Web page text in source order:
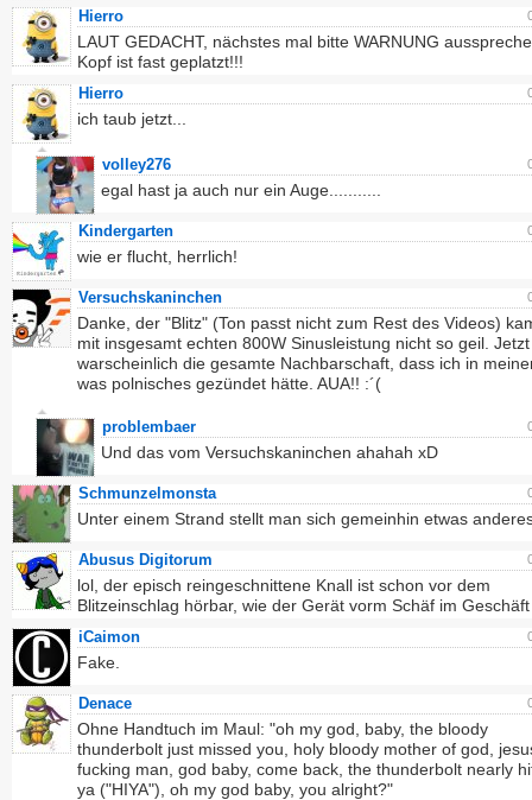
Hierro
LAUT GEDACHT, nächstes mal bitte WARNUNG
Kopf ist fast geplatzt!!!
Hierro
ich taub jetzt...
volley276
egal hast ja auch nur ein Auge...........
Kindergarten
wie er flucht, herrlich!
Versuchskaninchen
Danke, der "Blitz" (Ton passt nicht zum Rest des Videos)
mit insgesamt echten 800W Sinusleistung nicht so geil.
warscheinlich die gesamte Nachbarschaft, dass ich in
was polnisches gezündet hätte. AUA!! :´(
problembaer
Und das vom Versuchskaninchen ahahah xD
Schmunzelmonsta
Unter einem Strand stellt man sich gemeinhin etwas
Abusus Digitorum
lol, der episch reingeschnittene Knall ist schon vor dem
Blitzeinschlag hörbar, wie der Gerät vorm Schäf im
iCaimon
Fake.
Denace
Ohne Handtuch im Maul: "oh my god, baby, the bloody
thunderbolt just missed you, holy bloody mother of god,
fucking man, god baby, come back, the thunderbolt nearly
ya ("HIYA"), oh my god baby, you alright?"